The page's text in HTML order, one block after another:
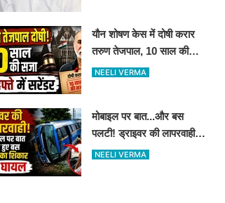
यौन शोषण केस में दोषी करार
तरुण तेजपाल, 10 साल की
कैद..4 हफ्ते में करना होगा
NEELI VERMA
मोबाइल पर बात...और बस
पलटी! ड्राइवर की लापरवाही से
15 लोग हुए घायल
NEELI VERMA